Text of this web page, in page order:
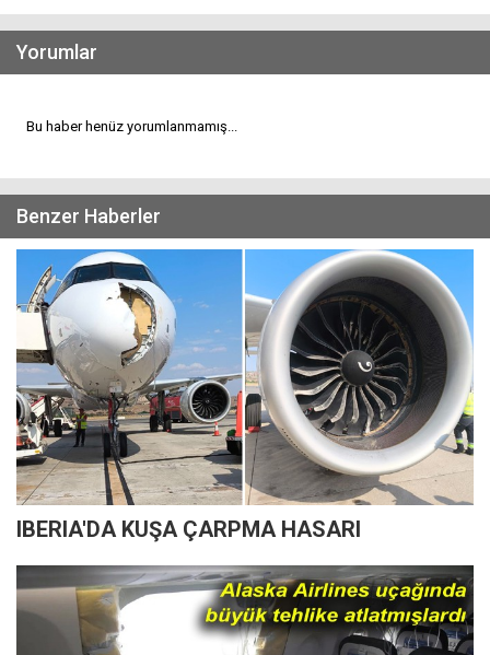
Yorumlar
Bu haber henüz yorumlanmamış...
Benzer Haberler
IBERIA'DA KUŞA ÇARPMA HASARI